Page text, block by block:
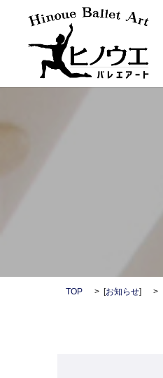
TOP [お知らせ]